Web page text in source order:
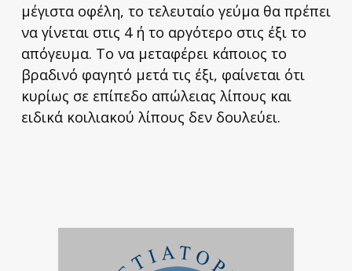
μέγιστα οφέλη, το τελευταίο γεύμα θα πρέπει
να γίνεται στις 4 ή το αργότερο στις έξι το
απόγευμα. Το να μεταφέρει κάποιος το
βραδινό φαγητό μετά τις έξι, φαίνεται ότι
κυρίως σε επίπεδο απώλειας λίπους και
ειδικά κοιλιακού λίπους δεν δουλεύει.